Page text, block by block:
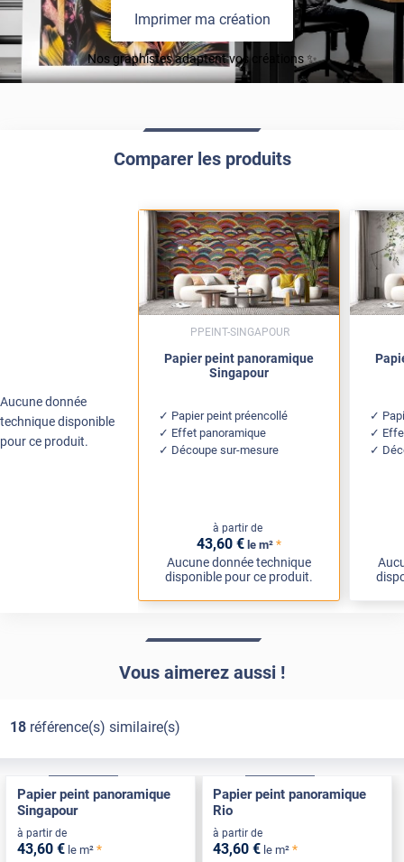
Imprimer ma création
Nos graphistes adaptent vos créations ✨
Comparer les produits
Aucune donnée
technique disponible
pour ce produit.
Papier peint panoramique
Singapour
Papier peint préencollé
Effet panoramique
Découpe sur-mesure
à partir de
43,60 € le m² *
Aucune donnée technique
disponible pour ce produit.
PPEINT-SINGAPOUR
Vous aimerez aussi !
18référence(s) similaire(s)
Papier peint panoramique
Singapour
à partir de
43,60 € le m² *
Papier peint panoramique
Rio
à partir de
43,60 € le m² *